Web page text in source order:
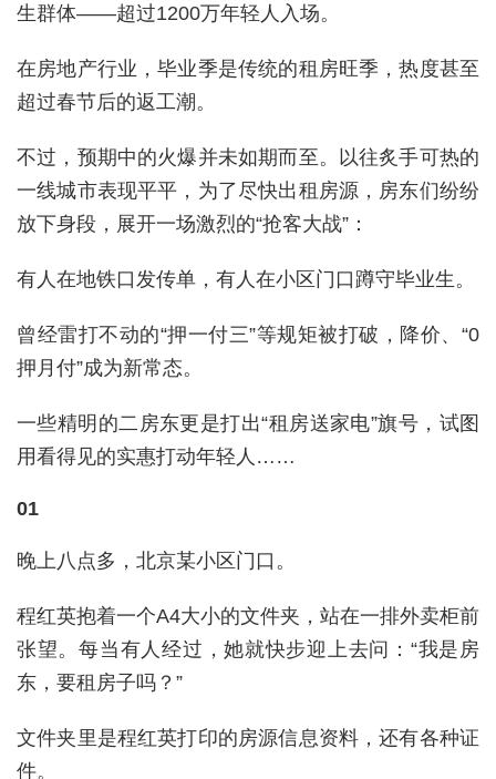
生群体——超过1200万年轻人入场。
在房地产行业，毕业季是传统的租房旺季，热度甚至
超过春节后的返工潮。
不过，预期中的火爆并未如期而至。以往炙手可热的
一线城市表现平平，为了尽快出租房源，房东们纷纷
放下身段，展开一场激烈的“抢客大战”：
有人在地铁口发传单，有人在小区门口蹲守毕业生。
曾经雷打不动的“押一付三”等规矩被打破，降价、“0
押月付”成为新常态。
一些精明的二房东更是打出“租房送家电”旗号，试图
用看得见的实惠打动年轻人……
01
晚上八点多，北京某小区门口。
程红英抱着一个A4大小的文件夹，站在一排外卖柜前
张望。每当有人经过，她就快步迎上去问：“我是房
东，要租房子吗？”
文件夹里是程红英打印的房源信息资料，还有各种证
件。